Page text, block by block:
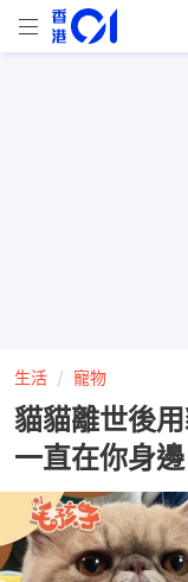
生活 寵物
貓貓離世後
一直在你身